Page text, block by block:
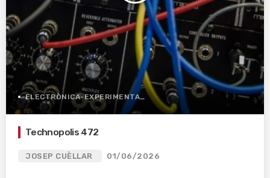
ELECTRÒNICA-EXPERIMENTAL
Technopolis 472
JOSEP CUÈLLAR 01/06/2026